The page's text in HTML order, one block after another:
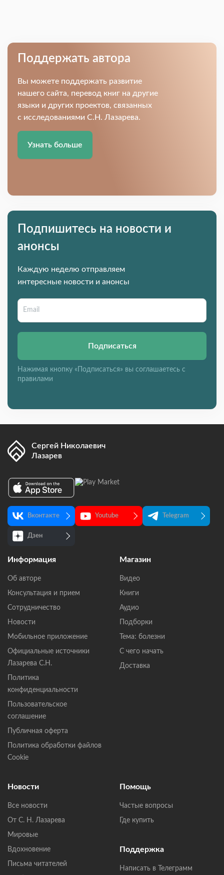
Поддержать автора
Вы можете поддержать развитие
нашего сайта, перевод книг на другие
языки и других проектов, связанных
с исследованиями С.Н. Лазарева.
Узнать больше
Подпишитесь на новости и
анонсы
Каждую неделю отправляем
интересные новости и анонсы
Подписаться
Нажимая кнопку «Подписаться» вы соглашаетесь с
правилами
Сергей Николаевич
Лазарев
Вконтакте Youtube Telegram
Дзен
Информация
Об авторе
Консультация и прием
Сотрудничество
Новости
Мобильное приложение
Официальные источники
Лазарева С.Н.
Политика
конфиденциальности
Пользовательское
соглашение
Публичная оферта
Политика обработки файлов
Cookie
Магазин
Видео
Книги
Аудио
Подборки
Тема: болезни
С чего начать
Доставка
Новости
Все новости
От С. Н. Лазарева
Мировые
Вдохновение
Письма читателей
Помощь
Частые вопросы
Где купить
Поддержка
Написать в Телеграмм